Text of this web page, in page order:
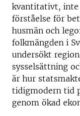
kvantitativt,
förståelse för
husmän och
folkmängden i
undersökt
sysselsättning
är hur
tidigmodern tid
genom ökad